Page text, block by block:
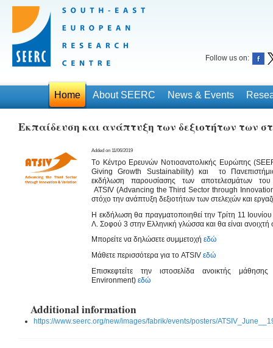
Follow us on:
Home About SEERC News & Events
Εκπαίδευση και ανάπτυξη των δεξιοτήτων των
Added on 11/06/2019
Tο Κέντρο Ερευνών Νοτιοανατολικής Ευρώπης (
Giving Growth Sustainability) και το
εκδήλωση παρουσίασης των αποτελεσμάτων
ATSIV(Advancing the Third Sector through
στόχο την ανάπτυξη δεξιοτήτων των στελεχών και
Η εκδήλωση θα πραγματοποιηθεί την Τρίτη 11
Λ. Σοφού 3 στην Ελληνική γλώσσα και θα είναι ανοιχτή
Μπορείτε να δηλώσετε συμμετοχή εδώ
Μάθετε περισσότερα για το ATSIV εδώ
Επισκεφτείτε την ιστοσελίδα ανοικτής
Environment) εδώ
Additional information
https://www.seerc.org/new/images/fabrik/events/posters/